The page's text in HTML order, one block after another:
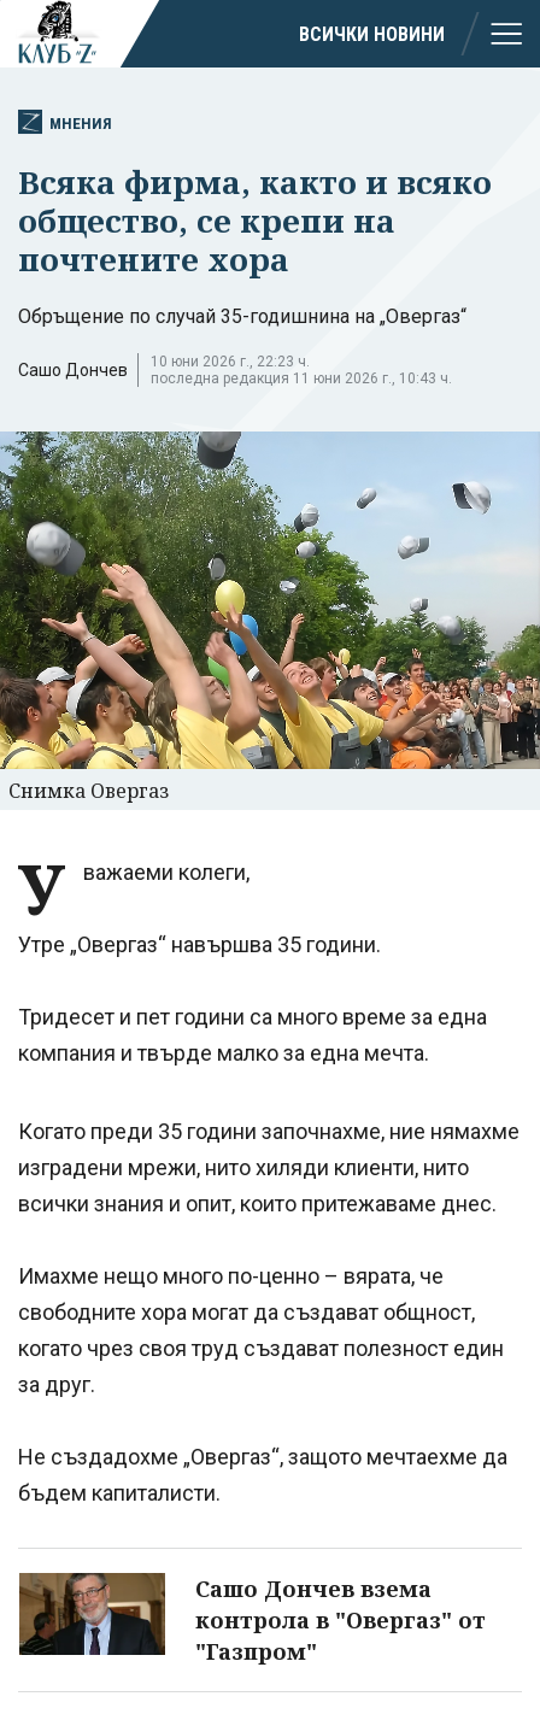
ВСИЧКИ НОВИНИ
МНЕНИЯ
Всяка фирма, както и всяко
общество, се крепи на
почтените хора
Обръщение по случай 35-годишнина на „Овергаз“
Сашо Дончев
10 юни 2026 г., 22:23 ч.
последна редакция 11 юни 2026 г., 10:43 ч.
Снимка Овергаз
У важаеми колеги,
Утре „Овергаз“ навършва 35 години.
Тридесет и пет години са много време за една
компания и твърде малко за една мечта.
Когато преди 35 години започнахме, ние нямахме
изградени мрежи, нито хиляди клиенти, нито
всички знания и опит, които притежаваме днес.
Имахме нещо много по-ценно – вярата, че
свободните хора могат да създават общност,
когато чрез своя труд създават полезност един
за друг.
Не създадохме „Овергаз“, защото мечтаехме да
бъдем капиталисти.
Сашо Дончев взема
контрола в "Овергаз" от
"Газпром"